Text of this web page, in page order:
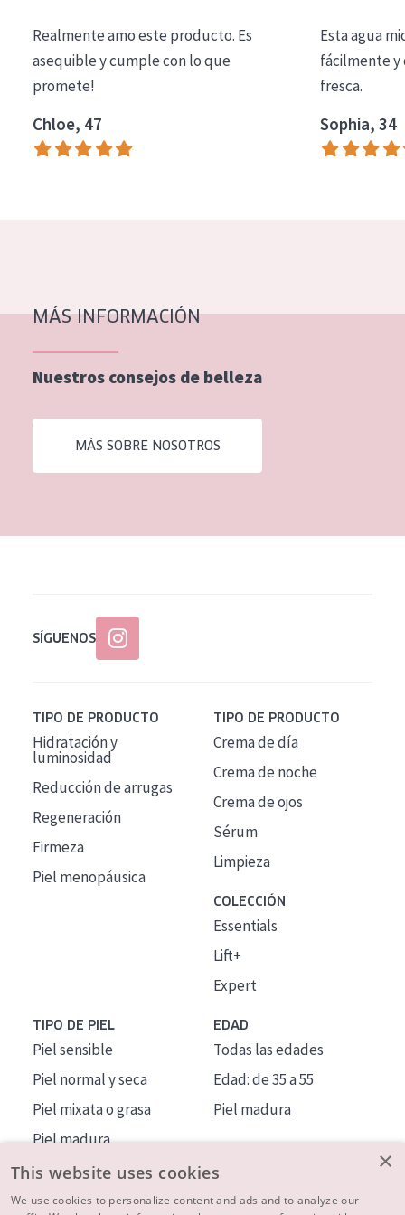
Essentials
Lift+
Expert
Piel madura
Piel menopáusica
EDAD
Realmente amo este producto. Es
asequible y cumple con lo que
promete!
Chloe, 47
Esta agua
fácilmente y
fresca.
Sophia, 34
MÁS INFORMACIÓN
Nuestros consejos de belleza
MÁS SOBRE NOSOTROS
SÍGUENOS
TIPO DE PRODUCTO
Hidratación y
luminosidad
Reducción de arrugas
Regeneración
Firmeza
Piel menopáusica
TIPO DE PRODUCTO
Crema de día
Crema de noche
Crema de ojos
Sérum
Limpieza
COLECCIÓN
Essentials
Lift+
Expert
TIPO DE PIEL
Piel sensible
Piel normal y seca
Piel mixata o grasa
Piel madura
Piel expuesta al sol
Piel menopáusica
EDAD
Todas las edades
Edad: de 35 a 55
Piel madura
×
This website uses cookies
We use cookies to personalize content and ads and to analyze our